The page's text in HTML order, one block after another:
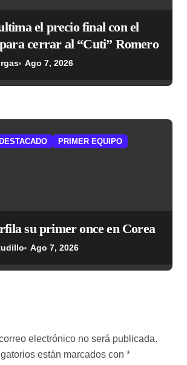
el precio final con el
cerrar al “Cuti” Romero
Ago 7, 2026
DESTACADO PRIMER EQUIPO
su primer once en Corea
Ago 7, 2026
electrónico no será publicada.
están marcados con *